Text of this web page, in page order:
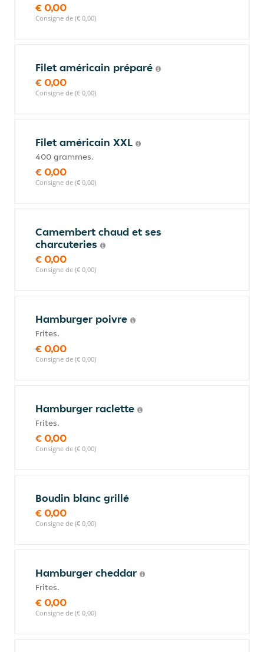
€ 0,00
Consigne de (€ 0,00)
Filet américain préparé
€ 0,00
Consigne de (€ 0,00)
Filet américain XXL
400 grammes.
€ 0,00
Consigne de (€ 0,00)
Camembert chaud et ses
charcuteries
€ 0,00
Consigne de (€ 0,00)
Hamburger poivre
Frites.
€ 0,00
Consigne de (€ 0,00)
Hamburger raclette
Frites.
€ 0,00
Consigne de (€ 0,00)
Boudin blanc grillé
€ 0,00
Consigne de (€ 0,00)
Hamburger cheddar
Frites.
€ 0,00
Consigne de (€ 0,00)